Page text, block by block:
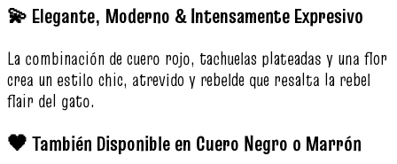
💫 Elegante, Moderno & Intensamente Expresivo
La combinación de cuero rojo, tachuelas plateadas y una flor
crea un estilo chic, atrevido y rebelde que resalta la rebel
flair del gato.
🖤 También Disponible en Cuero Negro o Marrón